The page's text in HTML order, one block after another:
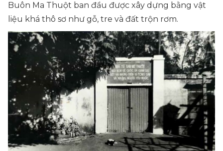
Buôn Ma Thuột ban đầu được xây dựng bằng vật
liệu khá thô sơ như gỗ, tre và đất trộn rơm.